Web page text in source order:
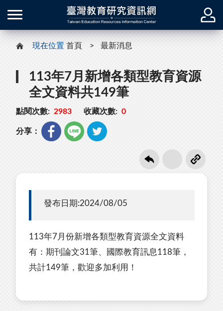
現在位置 首頁 最新消息
113年7月新增各類型教育資源
全文資料共149筆
點閱次數: 2983 收藏次數: 0
分享：
發布日期:2024/08/05
113年7月份新增各類型教育資源全文資料
有：期刊論文31筆、國際教育訊息118筆，
共計149筆，歡迎多加利用！